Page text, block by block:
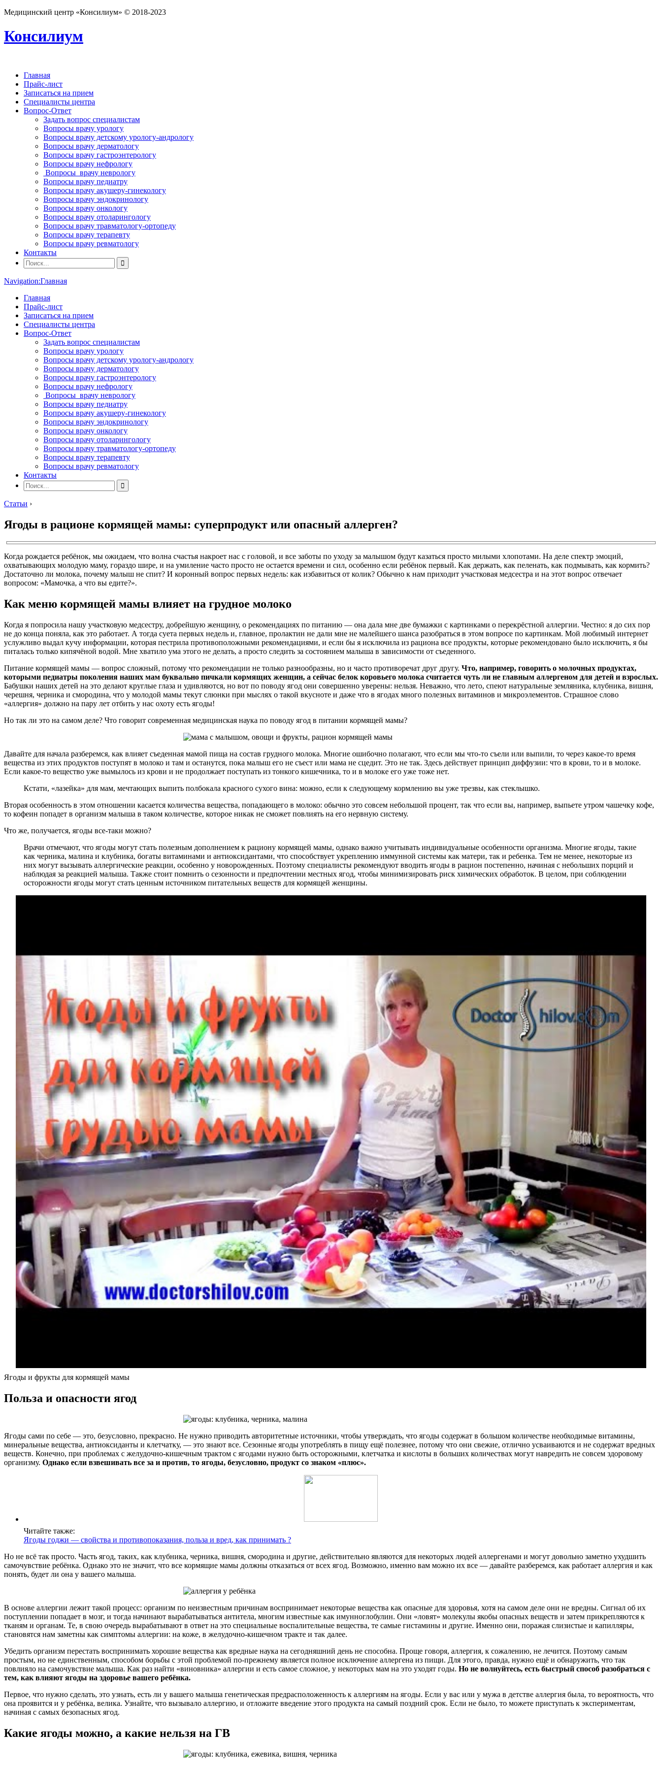
Медицинский центр «Консилиум» © 2018-2023
Консилиум
Главная
Прайс-лист
Записаться на прием
Специалисты центра
Вопрос-Ответ
Задать вопрос специалистам
Вопросы врачу урологу
Вопросы врачу детскому урологу-андрологу
Вопросы врачу дерматологу
Вопросы врачу гастроэнтерологу
Вопросы врачу нефрологу
Вопросы врачу неврологу
Вопросы врачу педиатру
Вопросы врачу акушеру-гинекологу
Вопросы врачу эндокринологу
Вопросы врачу онкологу
Вопросы врачу отоларингологу
Вопросы врачу травматологу-ортопеду
Вопросы врачу терапевту
Вопросы врачу ревматологу
Контакты
Navigation:Главная
Главная
Прайс-лист
Записаться на прием
Специалисты центра
Вопрос-Ответ
Задать вопрос специалистам
Вопросы врачу урологу
Вопросы врачу детскому урологу-андрологу
Вопросы врачу дерматологу
Вопросы врачу гастроэнтерологу
Вопросы врачу нефрологу
Вопросы врачу неврологу
Вопросы врачу педиатру
Вопросы врачу акушеру-гинекологу
Вопросы врачу эндокринологу
Вопросы врачу онкологу
Вопросы врачу отоларингологу
Вопросы врачу травматологу-ортопеду
Вопросы врачу терапевту
Вопросы врачу ревматологу
Контакты
Статьи ›
Ягоды в рационе кормящей мамы: суперпродукт или опасный аллерген?
Когда рождается ребёнок, мы ожидаем, что волна счастья накроет нас с головой, и все заботы по уходу за малышом будут казаться просто милыми хлопотами. На деле спектр эмоций,
охватывающих молодую маму, гораздо шире, и на умиление часто просто не остается времени и сил, особенно если ребёнок первый. Как держать, как пеленать, как подмывать, как кормить?
Достаточно ли молока, почему малыш не спит? И коронный вопрос первых недель: как избавиться от колик? Обычно к нам приходит участковая медсестра и на этот вопрос отвечает
вопросом: «Мамочка, а что вы едите?».
Как меню кормящей мамы влияет на грудное молоко
Когда я попросила нашу участковую медсестру, добрейшую женщину, о рекомендациях по питанию — она дала мне две бумажки с картинками о перекрёстной аллергии. Честно: я до сих пор
не до конца поняла, как это работает. А тогда суета первых недель и, главное, пролактин не дали мне не малейшего шанса разобраться в этом вопросе по картинкам. Мой любимый интернет
услужливо выдал кучу информации, которая пестрила противоположными рекомендациями, и если бы я исключила из рациона все продукты, которые рекомендовано было исключить, я бы
питалась только кипячёной водой. Мне хватило ума этого не делать, а просто следить за состоянием малыша в зависимости от съеденного.
Питание кормящей мамы — вопрос сложный, потому что рекомендации не только разнообразны, но и часто противоречат друг другу. Что, например, говорить о молочных продуктах,
которыми педиатры поколения наших мам буквально пичкали кормящих женщин, а сейчас белок коровьего молока считается чуть ли не главным аллергеном для детей и взрослых.
Бабушки наших детей на это делают круглые глаза и удивляются, но вот по поводу ягод они совершенно уверены: нельзя. Неважно, что лето, спеют натуральные земляника, клубника, вишня,
черешня, черника и смородина, что у молодой мамы текут слюнки при мыслях о такой вкусноте и даже что в ягодах много полезных витаминов и микроэлементов. Страшное слово
«аллергия» должно на пару лет отбить у нас охоту есть ягоды!
Но так ли это на самом деле? Что говорит современная медицинская наука по поводу ягод в питании кормящей мамы?
Давайте для начала разберемся, как влияет съеденная мамой пища на состав грудного молока. Многие ошибочно полагают, что если мы что-то съели или выпили, то через какое-то время
вещества из этих продуктов поступят в молоко и там и останутся, пока малыш его не съест или мама не сцедит. Это не так. Здесь действует принцип диффузии: что в крови, то и в молоке.
Если какое-то вещество уже вымылось из крови и не продолжает поступать из тонкого кишечника, то и в молоке его уже тоже нет.
Кстати, «лазейка» для мам, мечтающих выпить полбокала красного сухого вина: можно, если к следующему кормлению вы уже трезвы, как стеклышко.
Вторая особенность в этом отношении касается количества вещества, попадающего в молоко: обычно это совсем небольшой процент, так что если вы, например, выпьете утром чашечку кофе,
то кофеин попадет в организм малыша в таком количестве, которое никак не сможет повлиять на его нервную систему.
Что же, получается, ягоды все-таки можно?
Врачи отмечают, что ягоды могут стать полезным дополнением к рациону кормящей мамы, однако важно учитывать индивидуальные особенности организма. Многие ягоды, такие
как черника, малина и клубника, богаты витаминами и антиоксидантами, что способствует укреплению иммунной системы как матери, так и ребенка. Тем не менее, некоторые из
них могут вызывать аллергические реакции, особенно у новорожденных. Поэтому специалисты рекомендуют вводить ягоды в рацион постепенно, начиная с небольших порций и
наблюдая за реакцией малыша. Также стоит помнить о сезонности и предпочтении местных ягод, чтобы минимизировать риск химических обработок. В целом, при соблюдении
осторожности ягоды могут стать ценным источником питательных веществ для кормящей женщины.
Ягоды и фрукты для кормящей мамы
Польза и опасности ягод
Ягоды сами по себе — это, безусловно, прекрасно. Не нужно приводить авторитетные источники, чтобы утверждать, что ягоды содержат в большом количестве необходимые витамины,
минеральные вещества, антиоксиданты и клетчатку, — это знают все. Сезонные ягоды употреблять в пищу ещё полезнее, потому что они свежие, отлично усваиваются и не содержат вредных
веществ. Конечно, при проблемах с желудочно-кишечным трактом с ягодами нужно быть осторожными, клетчатка и кислоты в больших количествах могут навредить не совсем здоровому
организму. Однако если взвешивать все за и против, то ягоды, безусловно, продукт со знаком «плюс».
Читайте также:
Ягоды годжи — свойства и противопоказания, польза и вред, как принимать ?
Но не всё так просто. Часть ягод, таких, как клубника, черника, вишня, смородина и другие, действительно являются для некоторых людей аллергенами и могут довольно заметно ухудшить
самочувствие ребёнка. Однако это не значит, что все кормящие мамы должны отказаться от всех ягод. Возможно, именно вам можно их все — давайте разберемся, как работает аллергия и как
понять, будет ли она у вашего малыша.
В основе аллергии лежит такой процесс: организм по неизвестным причинам воспринимает некоторые вещества как опасные для здоровья, хотя на самом деле они не вредны. Сигнал об их
поступлении попадает в мозг, и тогда начинают вырабатываться антитела, многим известные как имунноглобулин. Они «ловят» молекулы якобы опасных веществ и затем прикрепляются к
тканям и органам. Те, в свою очередь вырабатывают в ответ на это специальные воспалительные вещества, те самые гистамины и другие. Именно они, поражая слизистые и капилляры,
становятся нам заметны как симптомы аллергии: на коже, в желудочно-кишечном тракте и так далее.
Убедить организм перестать воспринимать хорошие вещества как вредные наука на сегодняшний день не способна. Проще говоря, аллергия, к сожалению, не лечится. Поэтому самым
простым, но не единственным, способом борьбы с этой проблемой по-прежнему является полное исключение аллергена из пищи. Для этого, правда, нужно ещё и обнаружить, что так
повлияло на самочувствие малыша. Как раз найти «виновника» аллергии и есть самое сложное, у некоторых мам на это уходят годы. Но не волнуйтесь, есть быстрый способ разобраться с
тем, как влияют ягоды на здоровье вашего ребёнка.
Первое, что нужно сделать, это узнать, есть ли у вашего малыша генетическая предрасположенность к аллергиям на ягоды. Если у вас или у мужа в детстве аллергия была, то вероятность, что
она проявится и у ребёнка, велика. Узнайте, что вызывало аллергию, и отложите введение этого продукта на самый поздний срок. Если не было, то можете приступать к экспериментам,
начиная с самых безопасных ягод.
Какие ягоды можно, а какие нельзя на ГВ